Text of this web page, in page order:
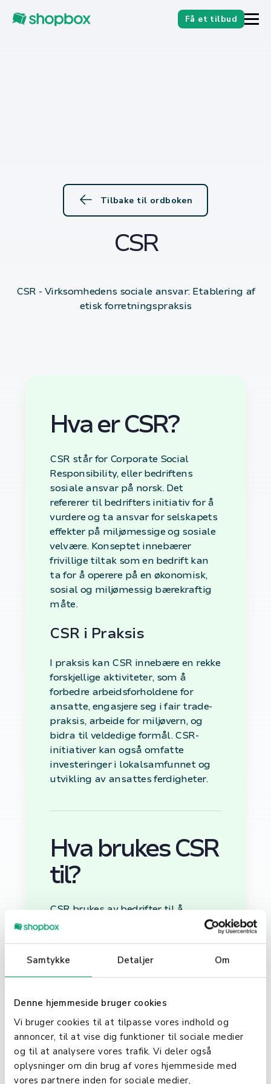
Samtykke Detaljer Om
Denne hjemmeside bruger cookies
Vi bruger cookies til at tilpasse vores indhold og
annoncer, til at vise dig funktioner til sociale medier
og til at analysere vores trafik. Vi deler også
oplysninger om din brug af vores hjemmeside med
vores partnere inden for sociale medier,
Få et tilbud
Tilbake til ordboken
CSR
CSR - Virksomhedens sociale ansvar: Etablering af
etisk forretningspraksis
Hva er CSR?
CSR står for Corporate Social
Responsibility, eller bedriftens
sosiale ansvar på norsk. Det
refererer til bedrifters initiativ for å
vurdere og ta ansvar for selskapets
effekter på miljømessige og sosiale
velvære. Konseptet innebærer
frivillige tiltak som en bedrift kan
ta for å operere på en økonomisk,
sosial og miljømessig bærekraftig
måte.
CSR i Praksis
I praksis kan CSR innebære en rekke
forskjellige aktiviteter, som å
forbedre arbeidsforholdene for
ansatte, engasjere seg i fair trade-
praksis, arbeide for miljøvern, og
bidra til veldedige formål. CSR-
initiativer kan også omfatte
investeringer i lokalsamfunnet og
utvikling av ansattes ferdigheter.
Hva brukes CSR
til?
CSR brukes av bedrifter til å
demonstrere deres etiske og sosiale
prinsipper i bedriftens
kjernevirksomhet, kan bedrifter
oppnå en balanse mellom
økonomisk, sosial og miljømessig
bærekraft.
CSR og Bedriftens
Omdømme